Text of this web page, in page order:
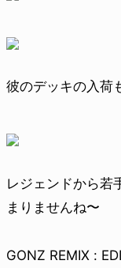
彼のデッキの入荷
レジェンドから若
まりませんね〜
GONZ REMIX :